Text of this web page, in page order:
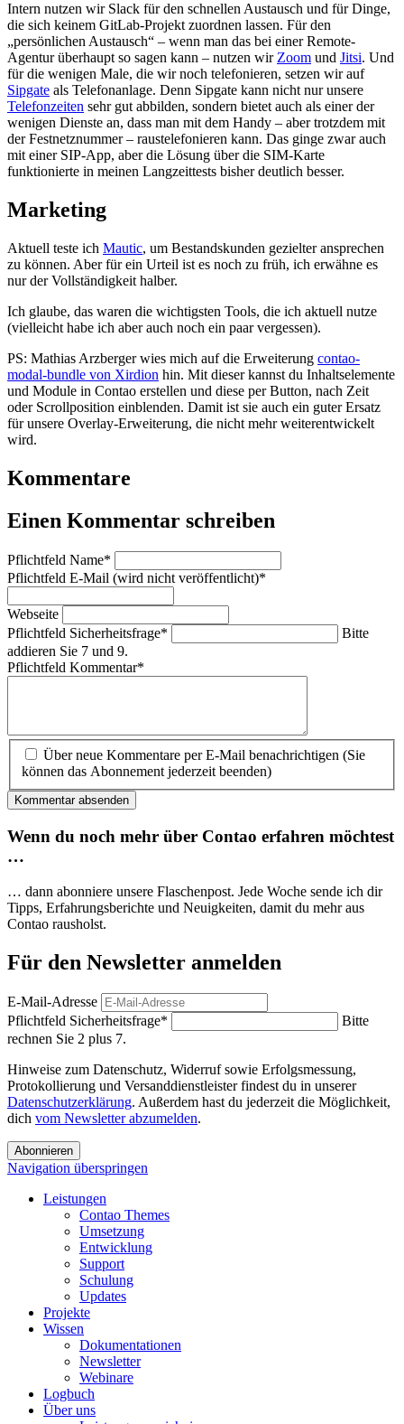
Intern nutzen wir Slack für den schnellen Austausch und für Dinge,
die sich keinem GitLab-Projekt zuordnen lassen. Für den
„persönlichen Austausch“ – wenn man das bei einer Remote-
Agentur überhaupt so sagen kann – nutzen wir Zoom und Jitsi. Und
für die wenigen Male, die wir noch telefonieren, setzen wir auf
Sipgate als Telefonanlage. Denn Sipgate kann nicht nur unsere
Telefonzeiten sehr gut abbilden, sondern bietet auch als einer der
wenigen Dienste an, dass man mit dem Handy – aber trotzdem mit
der Festnetznummer – raustelefonieren kann. Das ginge zwar auch
mit einer SIP-App, aber die Lösung über die SIM-Karte
funktionierte in meinen Langzeittests bisher deutlich besser.
Marketing
Aktuell teste ich Mautic, um Bestandskunden gezielter ansprechen
zu können. Aber für ein Urteil ist es noch zu früh, ich erwähne es
nur der Vollständigkeit halber.
Ich glaube, das waren die wichtigsten Tools, die ich aktuell nutze
(vielleicht habe ich aber auch noch ein paar vergessen).
PS: Mathias Arzberger wies mich auf die Erweiterung contao-
modal-bundle von Xirdion hin. Mit dieser kannst du Inhaltselemente
und Module in Contao erstellen und diese per Button, nach Zeit
oder Scrollposition einblenden. Damit ist sie auch ein guter Ersatz
für unsere Overlay-Erweiterung, die nicht mehr weiterentwickelt
wird.
Kommentare
Einen Kommentar schreiben
Pflichtfeld Name*
Pflichtfeld E-Mail (wird nicht veröffentlicht)*
Webseite
Pflichtfeld Sicherheitsfrage*
Bitte
addieren Sie 7 und 9.
Pflichtfeld Kommentar*
Über neue Kommentare per E-Mail benachrichtigen (Sie
können das Abonnement jederzeit beenden)
Kommentar absenden
Wenn du noch mehr über Contao erfahren möchtest
…
… dann abonniere unsere Flaschenpost. Jede Woche sende ich dir
Tipps, Erfahrungs­berichte und Neuigkeiten, damit du mehr aus
Contao rausholst.
Für den Newsletter anmelden
E-Mail-Adresse
Pflichtfeld Sicherheitsfrage*
Bitte
rechnen Sie 2 plus 7.
Hinweise zum Datenschutz, Widerruf sowie Erfolgsmessung,
Protokollierung und Versanddienstleister findest du in unserer
Datenschutzerklärung. Außerdem hast du jederzeit die Möglichkeit,
dich vom Newsletter abzumelden.
Abonnieren
Navigation überspringen
Leistungen
Contao Themes
Umsetzung
Entwicklung
Support
Schulung
Updates
Projekte
Wissen
Dokumentationen
Newsletter
Webinare
Logbuch
Über uns